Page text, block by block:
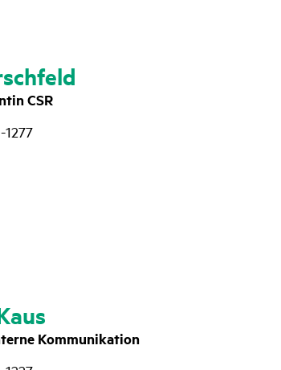
CSR
1277
Kommunikation